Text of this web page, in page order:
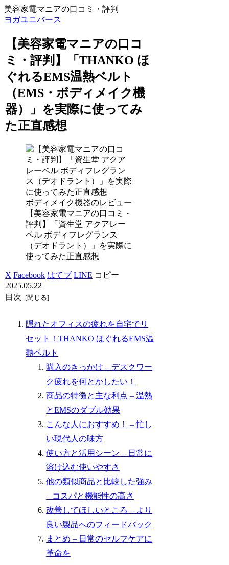
美容家電マニアの口コミ・評判
ヨガユニバース
【美容家電マニアの口コ
ミ・評判】「THANKO ほ
ぐれるEMS温熱ベルト
（EMS・ボディメイク機
器）」を実際に使ってみ
た正直感想
ボディメイク機器のレビュー
【美容家電マニアの口コミ・
評判】「資生堂 アクアレー
ベル ボディフレグランス
（デオドラント）」を実際に
使ってみた正直感想
X Facebook はてブ LINE コピー
2025.05.22
目次
隠れたオフィスの疲れを自宅でリ
セット！THANKO ほぐれるEMS温
熱ベルト
購入のきっかけ – デスクワー
ク疲れを何とかしたい！
商品の特徴と主な利点 – 温熱
とEMSのダブル効果
こんな人におすすめ！ – 忙し
い現代人の味方
使い方と活用シーン – 日常に
溶け込む使いやすさ
他の類似商品と比較した強み
– コスパと機能性の高さ
改善してほしいところ – より
良い製品へのフィードバック
まとめ – 日常のセルフケアに
革命を